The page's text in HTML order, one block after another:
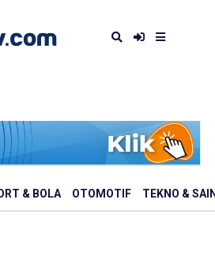
& BOLA OTOMOTIF TEKNO &